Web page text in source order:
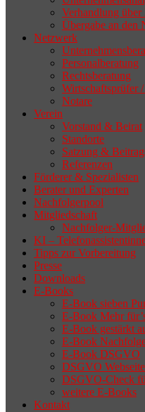
Verhandlung
Übergabe an den
Netzwerk
Personalberatung
Rechtsberatung
Wirtschaftsprüfer
Notare
Verein
Vorstand & Beirat
Standorte
Satzung &
Referenzen
Förderer & Spezialisten
Berater und Experten
Nachfolgerpool
Mitgliedschaft
Nachfolger-
KI –
Tipps zur Vorbereitung
Presse
Downloads
E-Books
E-Book sieben
E-Book Mehr
E-Book gestärkt
E-Book
E-Book DSGVO
DSGVO
DSGVO-Check
weitere E-Books
Kontakt